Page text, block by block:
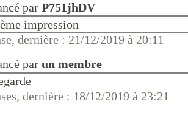
parP751jhDV
impression
dernière : 21/12/2019 à 20:11
parun membre
dernière : 18/12/2019 à 23:21